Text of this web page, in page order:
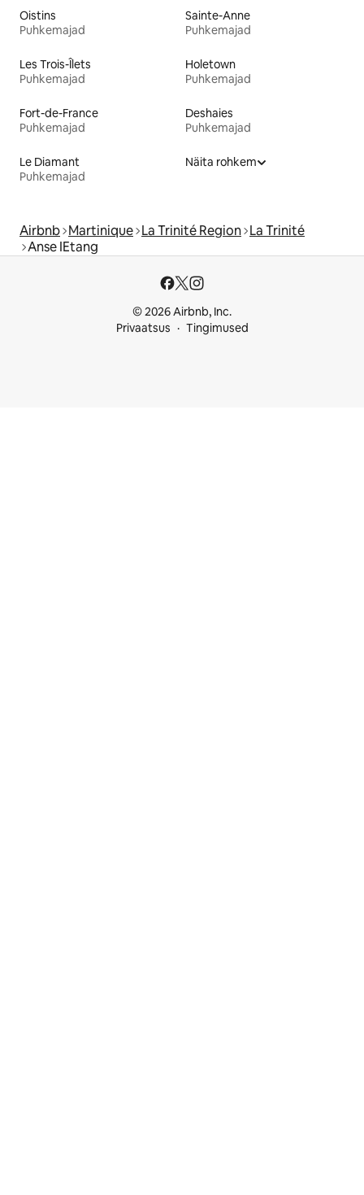
Oistins
Puhkemajad
Sainte-Anne
Puhkemajad
Les Trois-Îlets
Puhkemajad
Holetown
Puhkemajad
Fort-de-France
Puhkemajad
Deshaies
Puhkemajad
Le Diamant
Puhkemajad
Näita rohkem
Airbnb Martinique La Trinité Region La Trinité
Anse IEtang
© 2026 Airbnb, Inc.
Privaatsus
Tingimused